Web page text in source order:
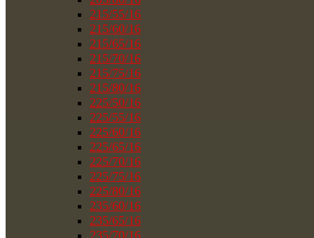
215/55/16
215/60/16
215/65/16
215/70/16
215/75/16
215/80/16
225/50/16
225/55/16
225/60/16
225/65/16
225/70/16
225/75/16
225/80/16
235/60/16
235/65/16
235/70/16